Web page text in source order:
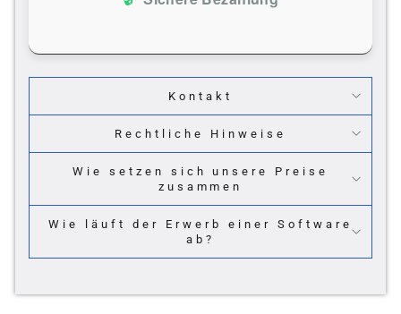
Kontakt
Rechtliche Hinweise
Wie setzen sich unsere Preise
zusammen
Wie läuft der Erwerb einer Software
ab?